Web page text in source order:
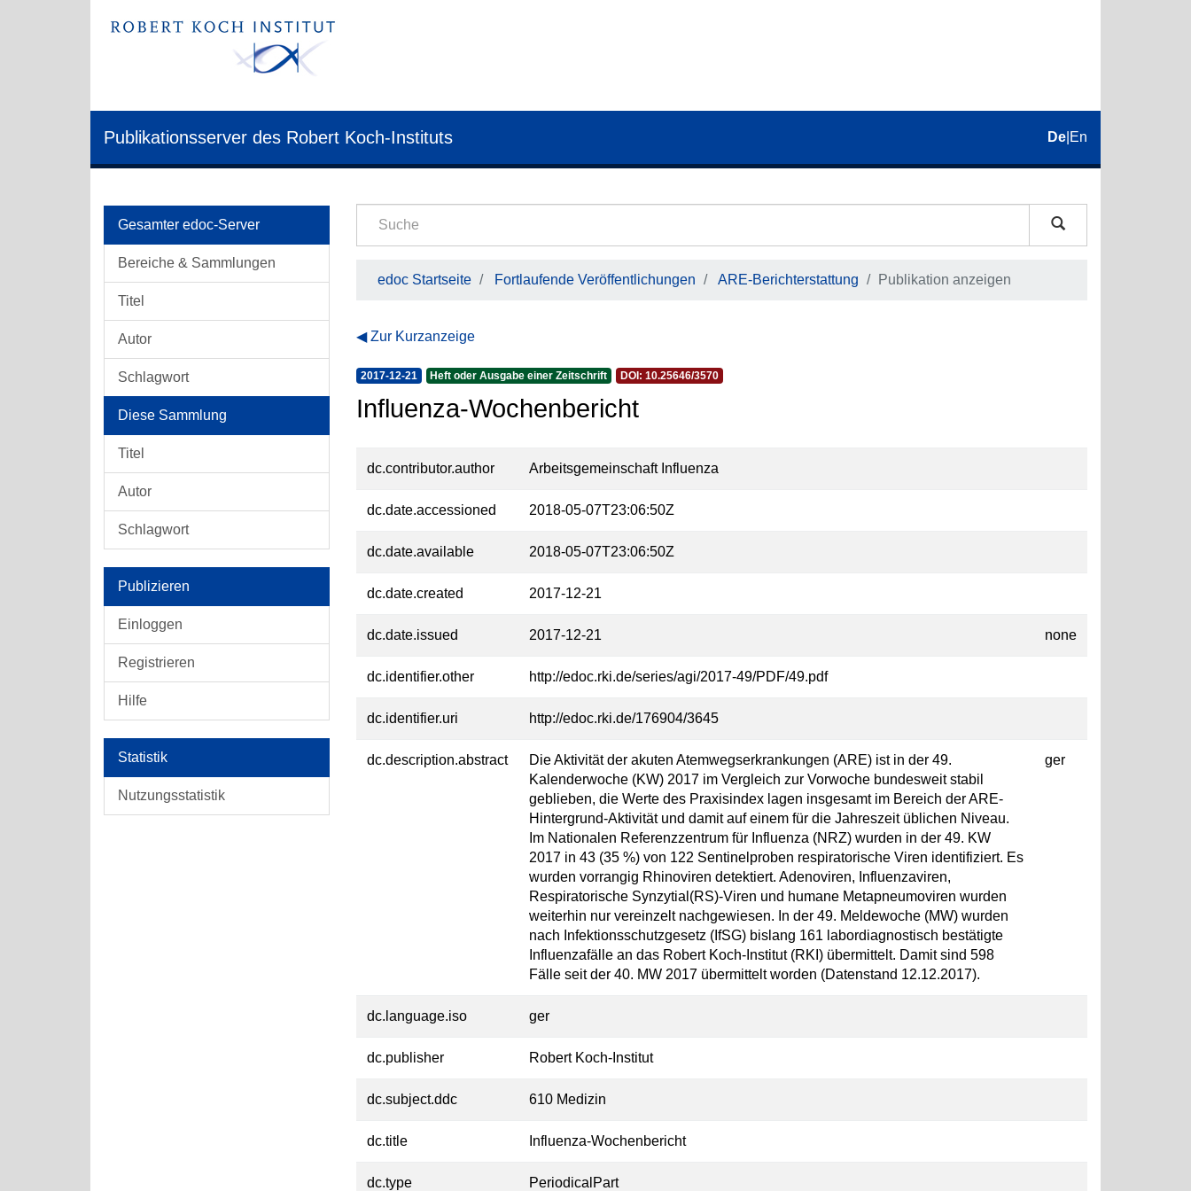
Publikationsserver des Robert Koch-Instituts De En
Gesamter edoc-Server
Bereiche & Sammlungen
Titel
Autor
Schlagwort
Diese Sammlung
Titel
Autor
Schlagwort
Publizieren
Einloggen
Registrieren
Hilfe
Statistik
Nutzungsstatistik
edoc Startseite Fortlaufende Veröffentlichungen ARE-Berichterstattung Publikation anzeigen
Zur Kurzanzeige
2017-12-21 Heft oder Ausgabe einer Zeitschrift DOI: 10.25646/3570
Influenza-Wochenbericht
dc.contributor.author Arbeitsgemeinschaft Influenza
dc.date.accessioned 2018-05-07T23:06:50Z
dc.date.available 2018-05-07T23:06:50Z
dc.date.created 2017-12-21
dc.date.issued 2017-12-21 none
dc.identifier.other http://edoc.rki.de/series/agi/2017-49/PDF/49.pdf
dc.identifier.uri http://edoc.rki.de/176904/3645
dc.description.abstract
Die Aktivität der akuten Atemwegserkrankungen (ARE) ist in der 49.
Kalenderwoche (KW) 2017 im Vergleich zur Vorwoche bundesweit stabil
geblieben, die Werte des Praxisindex lagen insgesamt im Bereich der ARE-
Hintergrund-Aktivität und damit auf einem für die Jahreszeit üblichen Niveau.
Im Nationalen Referenzzentrum für Influenza (NRZ) wurden in der 49. KW
2017 in 43 (35 %) von 122 Sentinelproben respiratorische Viren identifiziert. Es
wurden vorrangig Rhinoviren detektiert. Adenoviren, Influenzaviren,
Respiratorische Synzytial(RS)-Viren und humane Metapneumoviren wurden
weiterhin nur vereinzelt nachgewiesen. In der 49. Meldewoche (MW) wurden
nach Infektionsschutzgesetz (IfSG) bislang 161 labordiagnostisch bestätigte
Influenzafälle an das Robert Koch-Institut (RKI) übermittelt. Damit sind 598
Fälle seit der 40. MW 2017 übermittelt worden (Datenstand 12.12.2017).
ger
dc.language.iso ger
dc.publisher Robert Koch-Institut
dc.subject.ddc 610 Medizin
dc.title Influenza-Wochenbericht
dc.type PeriodicalPart